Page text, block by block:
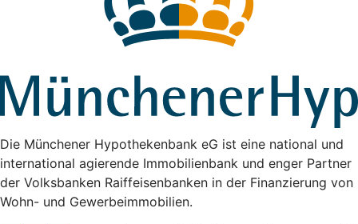
Die Münchener Hypothekenbank eG ist eine national und
international agierende Immobilienbank und enger Partner
der Volksbanken Raiffeisenbanken in der Finanzierung von
Wohn- und Gewerbeimmobilien.